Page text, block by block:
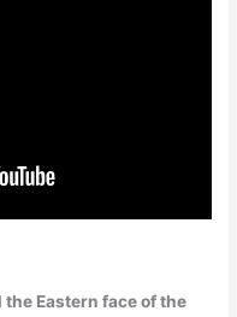
Eastern face of the